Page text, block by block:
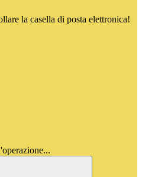
la casella di posta elettronica!